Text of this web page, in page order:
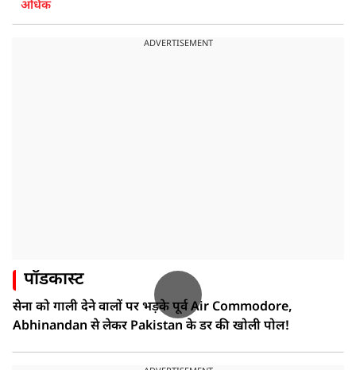
अधिक
ADVERTISEMENT
पॉडकास्ट
सेना को गाली देने वालों पर भड़के पूर्व Air Commodore,
Abhinandan से लेकर Pakistan के डर की खोली पोल!